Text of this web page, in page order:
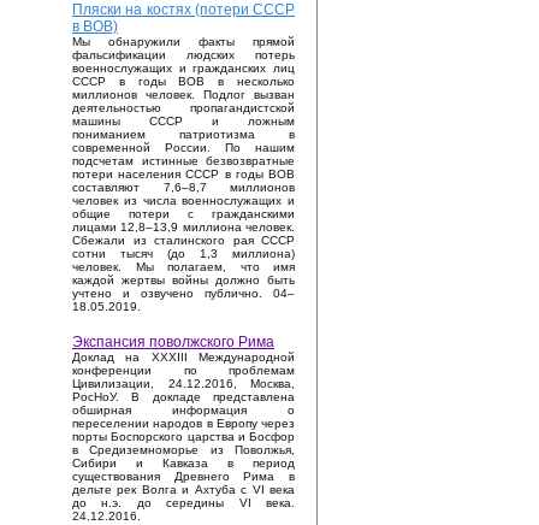
Пляски на костях (потери СССР
в ВОВ)
Мы обнаружили факты прямой
фальсификации людских потерь
военнослужащих и гражданских лиц
СССР в годы ВОВ в несколько
миллионов человек. Подлог вызван
деятельностью пропагандистской
машины СССР и ложным
пониманием патриотизма в
современной России. По нашим
подсчетам истинные безвозвратные
потери населения СССР в годы ВОВ
составляют 7,6–8,7 миллионов
человек из числа военнослужащих и
общие потери с гражданскими
лицами 12,8–13,9 миллиона человек.
Сбежали из сталинского рая СССР
сотни тысяч (до 1,3 миллиона)
человек. Мы полагаем, что имя
каждой жертвы войны должно быть
учтено и озвучено публично. 04–
18.05.2019.
Экспансия поволжского Рима
Доклад на XXXIII Международной
конференции по проблемам
Цивилизации, 24.12.2016, Москва,
РосНоУ. В докладе представлена
обширная информация о
переселении народов в Европу через
порты Боспорского царства и Босфор
в Средиземноморье из Поволжья,
Сибири и Кавказа в период
существования Древнего Рима в
дельте рек Волга и Ахтуба с VI века
до н.э. до середины VI века.
24.12.2016.